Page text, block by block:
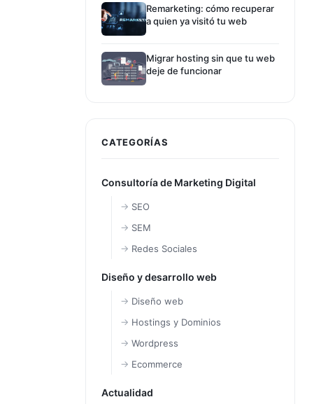
Remarketing: cómo recuperar
a quien ya visitó tu web
Migrar hosting sin que tu web
deje de funcionar
CATEGORÍAS
Consultoría de Marketing Digital
SEO
SEM
Redes Sociales
Diseño y desarrollo web
Diseño web
Hostings y Dominios
Wordpress
Ecommerce
Actualidad